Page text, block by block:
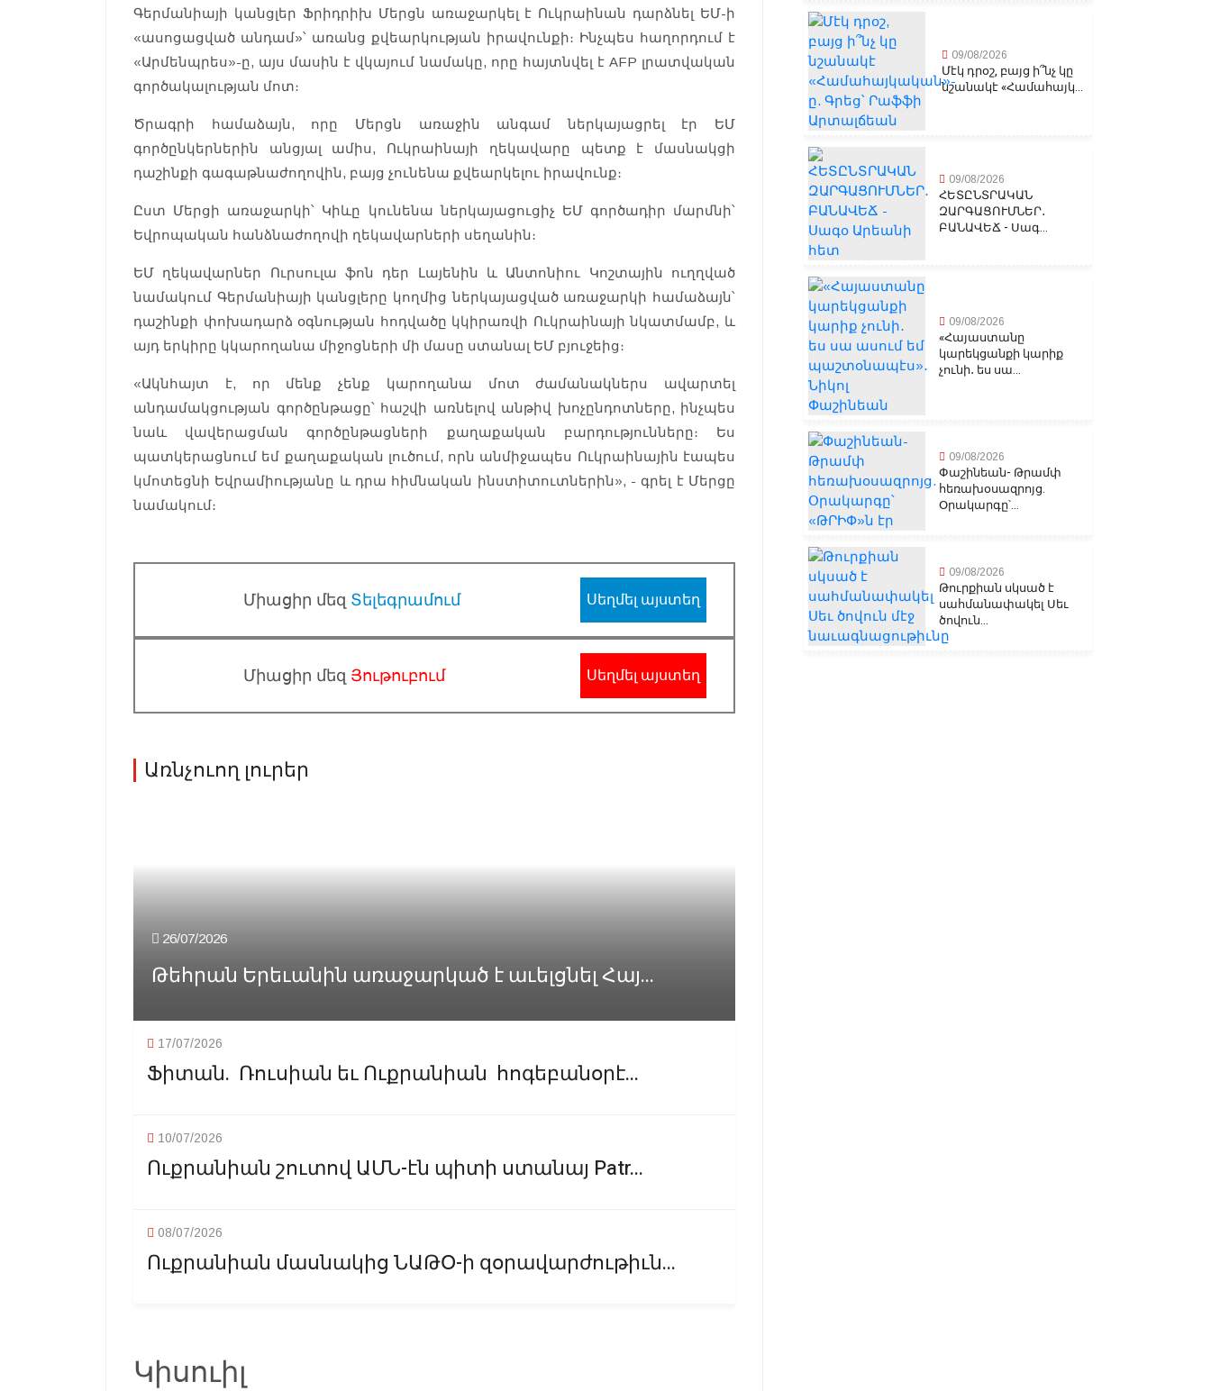
Գերմանիայի կանցլեր Ֆրիդրիխ Մերցն առաջարկել է Ուկրաինան դարձնել ԵՄ-ի
«ասոցացված անդամ»՝ առանց քվեարկության իրավունքի։ Ինչպես հաղորդում է
«Արմենպրես»-ը, այս մասին է վկայում նամակը, որը հայտնվել է AFP լրատվական
գործակալության մոտ։
Ծրագրի համաձայն, որը Մերցն առաջին անգամ ներկայացրել էր ԵՄ
գործընկերներին անցյալ ամիս, Ուկրաինայի ղեկավարը պետք է մասնակցի
դաշինքի գագաթնաժողովին, բայց չունենա քվեարկելու իրավունք։
Ըստ Մերցի առաջարկի՝ Կիևը կունենա ներկայացուցիչ ԵՄ գործադիր մարմնի՝
Եվրոպական հանձնաժողովի ղեկավարների սեղանին։
ԵՄ ղեկավարներ Ուրսուլա ֆոն դեր Լայենին և Անտոնիու Կոշտային ուղղված
նամակում Գերմանիայի կանցլերը կողմից ներկայացված առաջարկի համաձայն՝
դաշինքի փոխադարձ օգնության հոդվածը կկիրառվի Ուկրաինայի նկատմամբ, և
այդ երկիրը կկարողանա միջոցների մի մասը ստանալ ԵՄ բյուջեից։
«Ակնհայտ է, որ մենք չենք կարողանա մոտ ժամանակներս ավարտել
անդամակցության գործընթացը՝ հաշվի առնելով անթիվ խոչընդոտները, ինչպես
նաև վավերացման գործընթացների քաղաքական բարդությունները։ Ես
պատկերացնում եմ քաղաքական լուծում, որն անմիջապես Ուկրաինային էապես
կմոտեցնի Եվրամիությանը և դրա հիմնական ինստիտուտներին», - գրել է Մերցը
նամակում։
Միացիր մեզ Տելեգրամում Սեղմել այստեղ
Միացիր մեզ Յութուբում Սեղմել այստեղ
Առնչուող լուրեր
26/07/2026
Թեհրան Երեւանին առաջարկած է աւելցնել Հայ...
17/07/2026
Ֆիտան. Ռուսիան եւ Ուքրանիան հոգեբանօրէ...
10/07/2026
Ուքրանիան շուտով ԱՄՆ-էն պիտի ստանայ Patr...
08/07/2026
Ուքրանիան մասնակից ՆԱԹՕ-ի զօրավարժութիւն...
Կիսուիլ
09/08/2026
Մէկ դրօշ, բայց ի՞նչ կը
նշանակէ «Համահայկ...
09/08/2026
ՀԵՏԸՆՏՐԱԿԱՆ
ԶԱՐԳԱՑՈՒՄՆԵՐ․
ԲԱՆԱՎԵՃ - Սագ...
09/08/2026
«Հայաստանը
կարեկցանքի կարիք
չունի․ ես սա...
09/08/2026
Փաշինեան- Թրամփ
հեռախօսազրոյց.
Օրակարգը՝...
09/08/2026
Թուրքիան սկսած է
սահմանափակել Սեւ
ծովուն...